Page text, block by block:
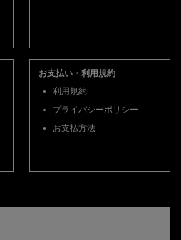
お支払い・利用規約
利用規約
プライバシーポリシー
お支払方法